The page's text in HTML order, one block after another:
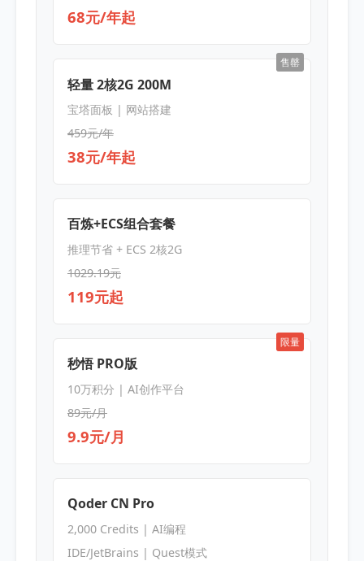
68元/年起
售罄
轻量 2核2G 200M
宝塔面板 | 网站搭建
459元/年
38元/年起
百炼+ECS组合套餐
推理节省 + ECS 2核2G
1029.19元
119元起
限量
秒悟 PRO版
10万积分 | AI创作平台
89元/月
9.9元/月
Qoder CN Pro
2,000 Credits | AI编程
IDE/JetBrains | Quest模式